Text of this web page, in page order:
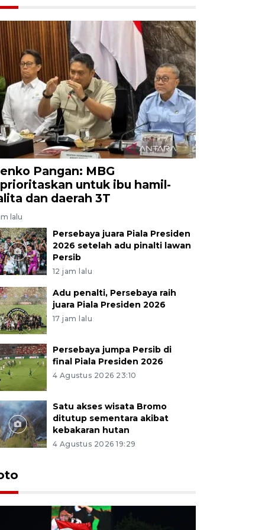
Pangan: MBG
untuk ibu hamil-
dan daerah 3T
lalu
Persebaya juara Piala Presiden
2026 setelah adu pinalti lawan
Persib
12 jam lalu
Adu penalti, Persebaya raih
juara Piala Presiden 2026
17 jam lalu
Persebaya jumpa Persib di
final Piala Presiden 2026
4 Agustus 2026 23:10
Satu akses wisata Bromo
ditutup sementara akibat
kebakaran hutan
4 Agustus 2026 19:29